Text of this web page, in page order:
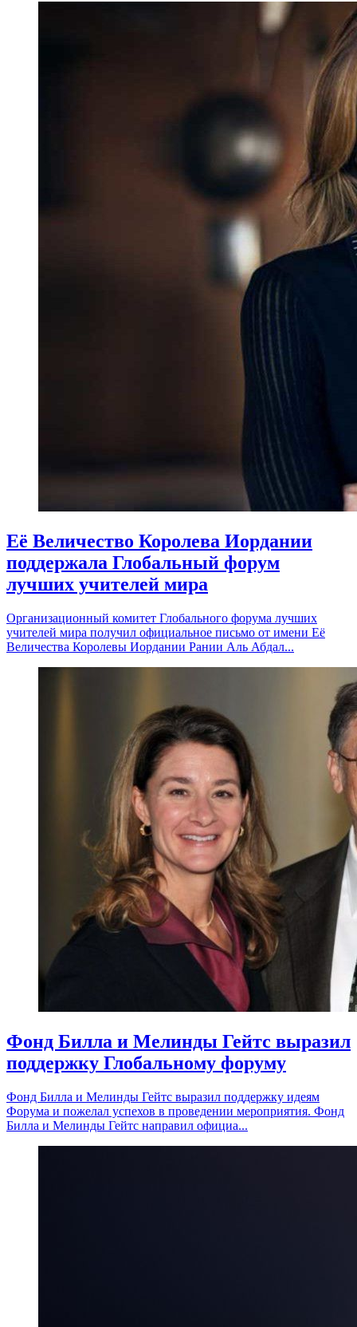
Её Величество Королева Иордании
поддержала Глобальный форум
лучших учителей мира
Организационный комитет Глобального форума лучших
учителей мира получил официальное письмо от имени Её
Величества Королевы Иордании Рании Аль Абдал...
Фонд Билла и Мелинды Гейтс выразил
поддержку Глобальному форуму
Фонд Билла и Мелинды Гейтс выразил поддержку идеям
Форума и пожелал успехов в проведении мероприятия. Фонд
Билла и Мелинды Гейтс направил официа...